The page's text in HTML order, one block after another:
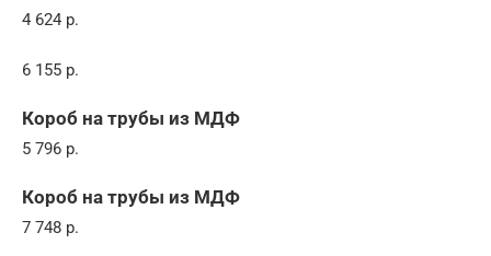
4 624 р.
6 155 р.
Короб на трубы из МДФ
5 796 р.
Короб на трубы из МДФ
7 748 р.